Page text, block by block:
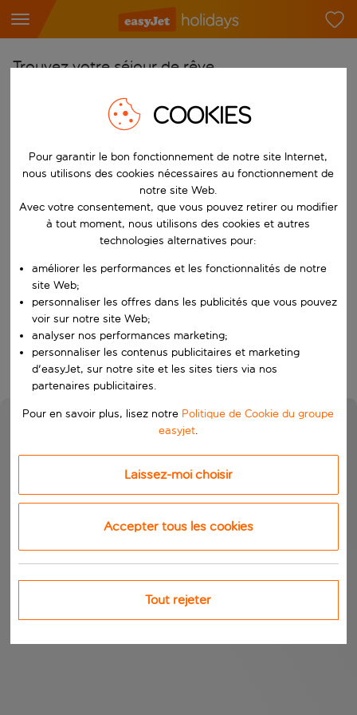
Trouvez votre séjour de rêve
Commencez à taper pour la saisie automatique. Lorsque les
Choisissez votre aéroport
Commencez à taper pour la saisie automatique. Lorsque les
Choisissez votre destination
Vers
Choisissez vos dates
Quand
Qui
Rechercher
COOKIES
Pour garantir le bon fonctionnement de notre site Internet,
nous utilisons des cookies nécessaires au fonctionnement de
notre site Web.
Avec votre consentement, que vous pouvez retirer ou modifier
à tout moment, nous utilisons des cookies et autres
technologies alternatives pour:
améliorer les performances et les fonctionnalités de notre
site Web;
personnaliser les offres dans les publicités que vous pouvez
voir sur notre site Web;
analyser nos performances marketing;
personnaliser les contenus publicitaires et marketing
d'easyJet, sur notre site et les sites tiers via nos
partenaires publicitaires.
Pour en savoir plus, lisez notre Politique de Cookie du groupe
easyjet.
Laissez-moi choisir
Accepter tous les cookies
Tout rejeter